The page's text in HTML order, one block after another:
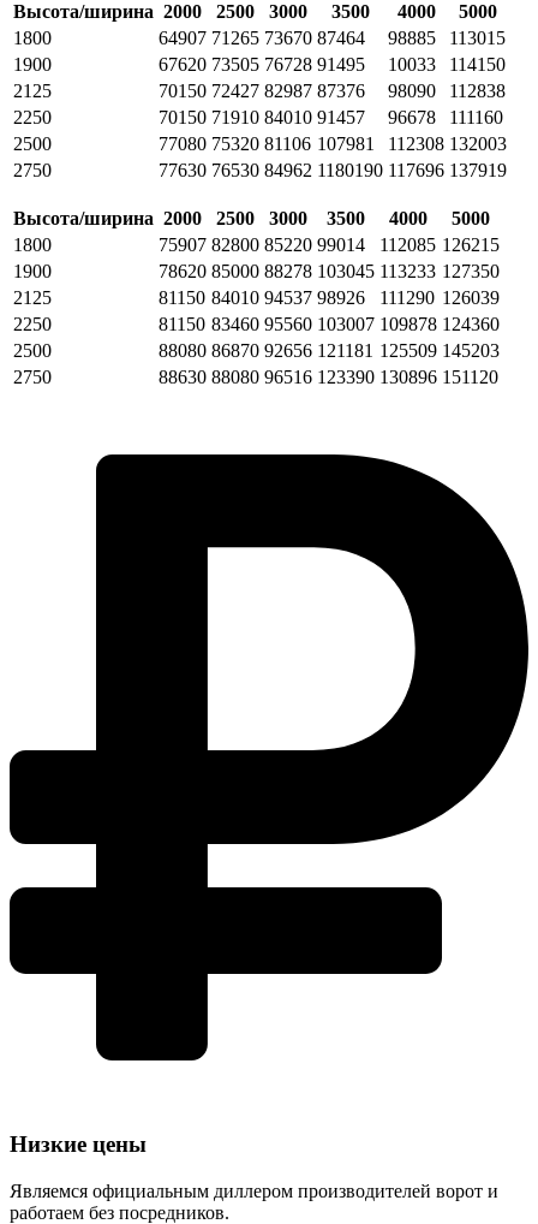
Высота/ширина 2000 2500 3000 3500 4000
5000
1800
64907 71265 73670 87464 98885
113015
1900
67620 73505 76728 91495 10033
114150
2125
70150 72427 82987 87376 98090
112838
2250
70150 71910 84010 91457 96678
111160
2500
77080 75320 81106 107981 112308 132003
2750
77630 76530 84962 1180190 117696 137919
Высота/ширина 2000 2500 3000 3500 4000
5000
1800
75907 82800 85220 99014 112085 126215
1900
78620 85000 88278 103045 113233 127350
2125
81150 84010 94537 98926 111290 126039
2250
81150 83460 95560 103007 109878 124360
2500
88080 86870 92656 121181 125509 145203
2750
88630 88080 96516 123390 130896 151120
Низкие цены
Являемся официальным диллером производителей ворот и
работаем без посредников.